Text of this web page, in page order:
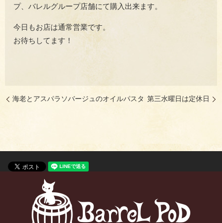
プ、バレルグループ店舗にて購入出来ます。
今日もお店は通常営業です。
お待ちしてます！
海老とアスパラソバージュのオイルパスタ 第三水曜日は定休日